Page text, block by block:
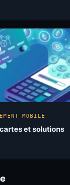
MOBILE
et solutions